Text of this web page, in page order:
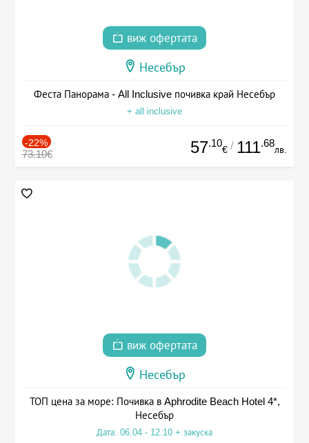
виж офертата
Несебър
Феста Панорама - All Inclusive почивка край Несебър
+ all inclusive
-22%
73.10€ 57.10
€ / 111.68
лв.
виж офертата
Несебър
ТОП цена за море: Почивка в Aphrodite Beach Hotel 4*,
Несебър
Дата: 06.04 - 12.10 + закуска